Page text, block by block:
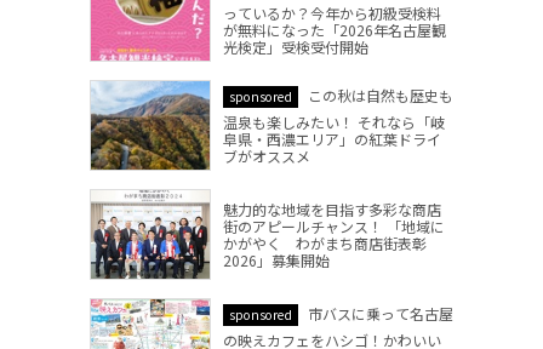
っているか？今年から初級受検料
が無料になった「2026年名古屋観
光検定」受検受付開始
sponsored
この秋は自然も歴史も
温泉も楽しみたい！ それなら「岐
阜県・西濃エリア」の紅葉ドライ
ブがオススメ
魅力的な地域を目指す多彩な商店
街のアピールチャンス！ 「地域に
かがやく わがまち商店街表彰
2026」募集開始
sponsored
市バスに乗って名古屋
の映えカフェをハシゴ！かわいい